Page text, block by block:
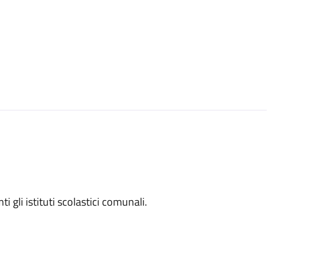
gli istituti scolastici comunali.